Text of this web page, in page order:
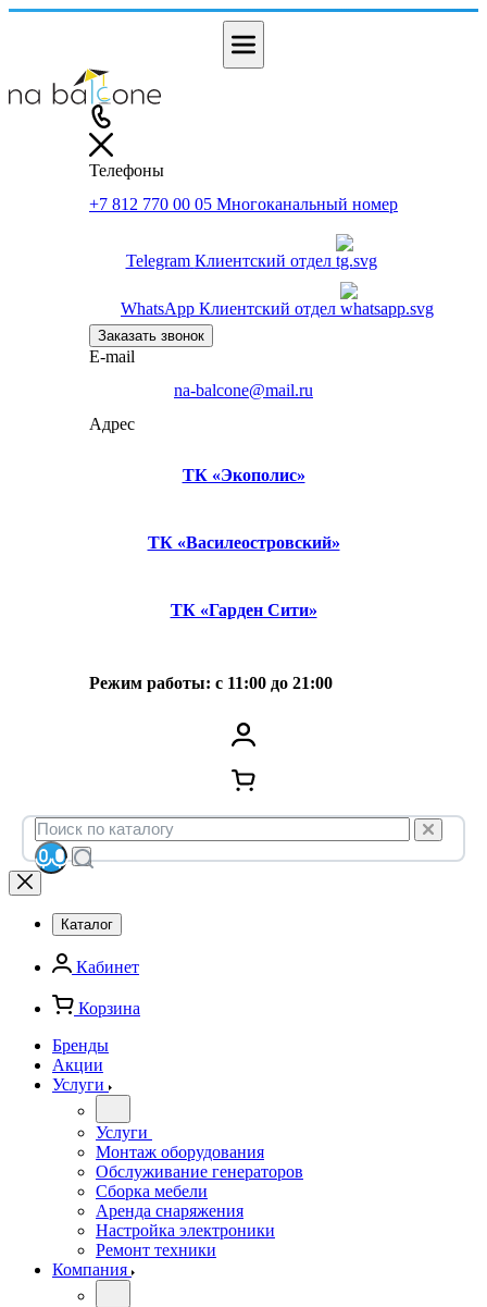
Телефоны
+7 812 770 00 05 Многоканальный номер
Telegram Клиентский отдел
WhatsApp Клиентский отдел
Заказать звонок
E-mail
na-balcone@mail.ru
Адрес
ТК «Экополис»
ТК «Василеостровский»
ТК «Гарден Сити»
Режим работы: с 11:00 до 21:00
Каталог
Кабинет
Корзина
Бренды
Акции
Услуги
Услуги
Монтаж оборудования
Обслуживание генераторов
Сборка мебели
Аренда снаряжения
Настройка электроники
Ремонт техники
Компания